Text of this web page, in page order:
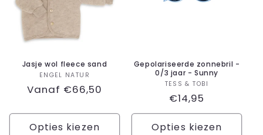
Jasje wol fleece sand
Verkoper:
ENGEL NATUR
Normale
Vanaf €66,50
Opties kiezen
Gepolariseerde zonnebril -
0/3 jaar - Sunny
Verkoper:
TESS & TOBI
Normale
prijs
€14,95
Opties kiezen